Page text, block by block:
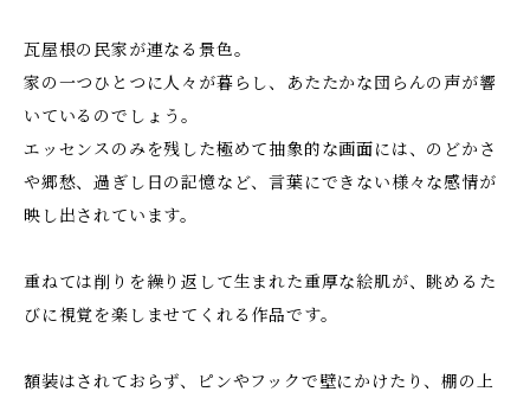
瓦屋根の民家が連なる景色。
家の一つひとつに人々が暮らし、あたたかな団らんの声が響
いているのでしょう。
エッセンスのみを残した極めて抽象的な画面には、のどかさ
や郷愁、過ぎし日の記憶など、言葉にできない様々な感情が
映し出されています。
重ねては削りを繰り返して生まれた重厚な絵肌が、眺めるた
びに視覚を楽しませてくれる作品です。
額装はされておらず、ピンやフックで壁にかけたり、棚の上